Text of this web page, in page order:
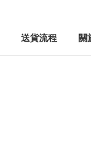
送貨流程 關